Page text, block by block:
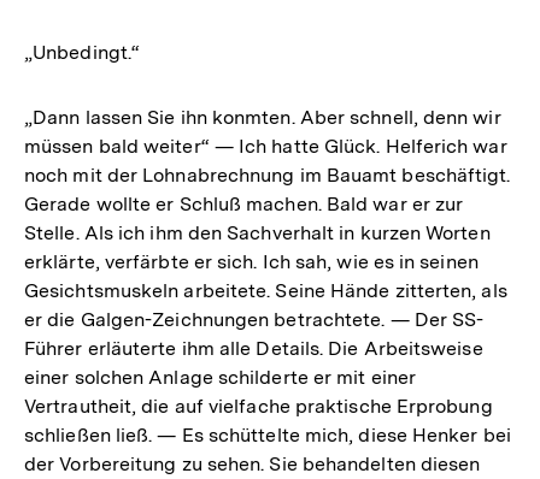
„Unbedingt.“
„Dann lassen Sie ihn konmten. Aber schnell, denn wir
müssen bald weiter“ — Ich hatte Glück. Helferich war
noch mit der Lohnabrechnung im Bauamt beschäftigt.
Gerade wollte er Schluß machen. Bald war er zur
Stelle. Als ich ihm den Sachverhalt in kurzen Worten
erklärte, verfärbte er sich. Ich sah, wie es in seinen
Gesichtsmuskeln arbeitete. Seine Hände zitterten, als
er die Galgen-Zeichnungen betrachtete. — Der SS-
Führer erläuterte ihm alle Details. Die Arbeitsweise
einer solchen Anlage schilderte er mit einer
Vertrautheit, die auf vielfache praktische Erprobung
schließen ließ. — Es schüttelte mich, diese Henker bei
der Vorbereitung zu sehen. Sie behandelten diesen